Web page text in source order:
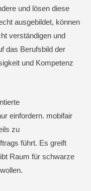
und lösen diese
ausgebildet, können
verständigen und
das Berufsbild der
und Kompetenz
einfordern. mobifair
zu
führt. Es greift
Raum für schwarze